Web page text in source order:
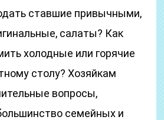
ставшие привычными,
салаты? Как
холодные или горячие
столу? Хозяйкам
вопросы,
семейных и